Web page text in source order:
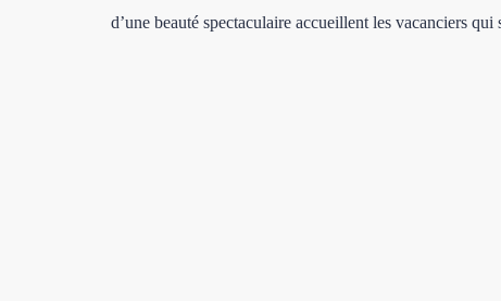
d’une beauté spectaculaire accueillent les vacanciers